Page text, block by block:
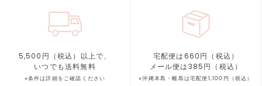
5,500円（税込）以上で、
いつでも送料無料
※条件は詳細をご確認ください
宅配便は660円（税込）
メール便は385円（税込）
※沖縄本島・離島は宅配便1,100円（税込）